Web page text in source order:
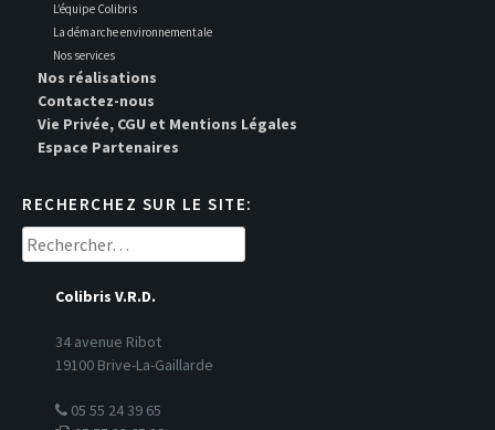
L’équipe Colibris
La démarche environnementale
Nos services
Nos réalisations
Contactez-nous
Vie Privée, CGU et Mentions Légales
Espace Partenaires
RECHERCHEZ SUR LE SITE:
Rechercher :
Colibris V.R.D.
34 avenue Ribot
19100 Brive-La-Gaillarde
05 55 24 39 65